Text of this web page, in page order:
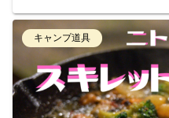
キャンプ道具